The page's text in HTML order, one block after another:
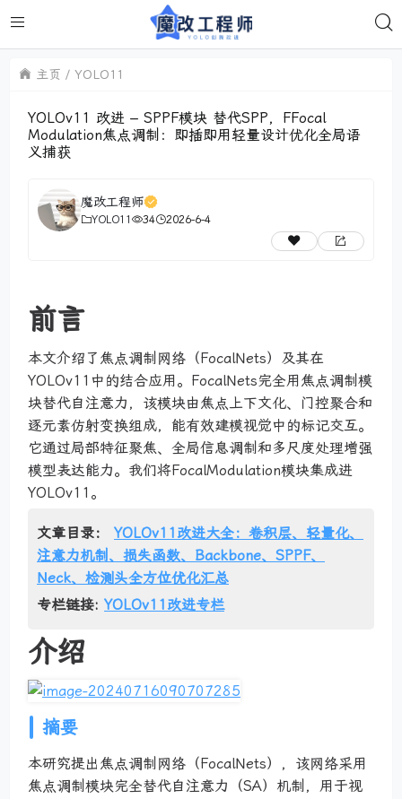
主页 YOLO11
YOLOv11 改进 – SPPF模块 替代SPP，FFocal
Modulation焦点调制：即插即用轻量设计优化全局语
义捕获
魔改工程师
YOLO11 34 2026-6-4
前言
本文介绍了焦点调制网络（FocalNets）及其在
YOLOv11中的结合应用。FocalNets完全用焦点调制模
块替代自注意力，该模块由焦点上下文化、门控聚合和
逐元素仿射变换组成，能有效建模视觉中的标记交互。
它通过局部特征聚焦、全局信息调制和多尺度处理增强
模型表达能力。我们将FocalModulation模块集成进
YOLOv11。
文章目录： YOLOv11改进大全：卷积层、轻量化、
注意力机制、损失函数、Backbone、SPPF、
Neck、检测头全方位优化汇总
专栏链接: YOLOv11改进专栏
介绍
摘要
本研究提出焦点调制网络（FocalNets），该网络采用
焦点调制模块完全替代自注意力（SA）机制，用于视